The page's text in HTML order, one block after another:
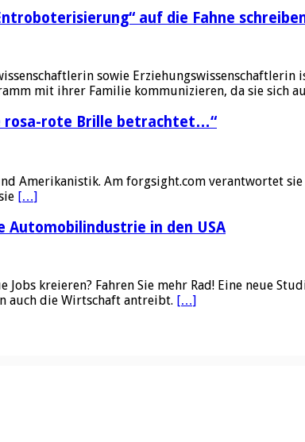
auf die Fahne
sowie
mit ihrer Familie kommunizieren, da sie sich
rosa-rote Brille betrachtet…“
Amerikanistik. Am forgsight.com verantwortet
[…]
Automobilindustrie in den USA
kreieren? Fahren Sie mehr Rad! Eine neue
auch die Wirtschaft antreibt. […]